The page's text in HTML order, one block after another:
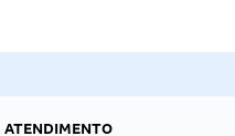
ATENDIMENTO